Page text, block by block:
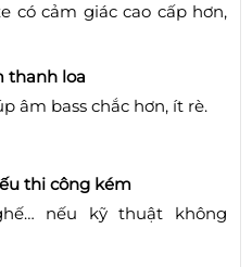
có cảm giác cao cấp hơn,
thanh loa
âm bass chắc hơn, ít rè.
thi công kém
nếu kỹ thuật không